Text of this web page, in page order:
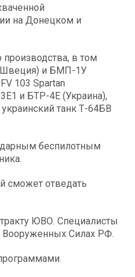
на Донецком и
производства, в том
и БМП-1У
103 Spartan
и БТР-4Е (Украина),
танк Т-64БВ
беспилотным
сможет отведать
ЮВО. Специалисты
Вооруженных Силах РФ.